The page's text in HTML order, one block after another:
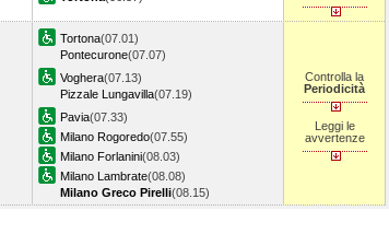
Tortona(07.01)
Pontecurone(07.07)
Voghera(07.13)
Pizzale Lungavilla(07.19)
Pavia(07.33)
Milano Rogoredo(07.55)
Milano Forlanini(08.03)
Milano Lambrate(08.08)
Milano Greco Pirelli(08.15)
Controlla la
Periodicità
Leggi le
avvertenze